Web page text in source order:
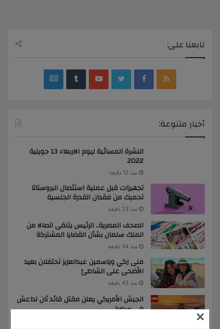
تابعنا على:
RSS
Facebook
Twitter
YouTube
‏Tumblr
google
أخبار متنوعة:
النشرة المسائية ليوم الاربعاء 13 جويلية
2022
منذ 12 دقيقة
تجهيزات قبل عملية استئصال البروستاتا
تحميك من فقدان القدرة الجنسية
منذ 23 دقيقة
الصحف المصرية.. الرئيس يتلقى اتصالا من
الملك سلمان بشأن القضايا المشتركة
منذ 34 دقيقة
منى زكي وياسمين عبدالعزيز تحتفلان بعيد
الأضحى على الشاطئ
منذ 43 دقيقة
الجيش الأمريكي يعلن مقتل قائد ثان لداعش
في سوريا ×